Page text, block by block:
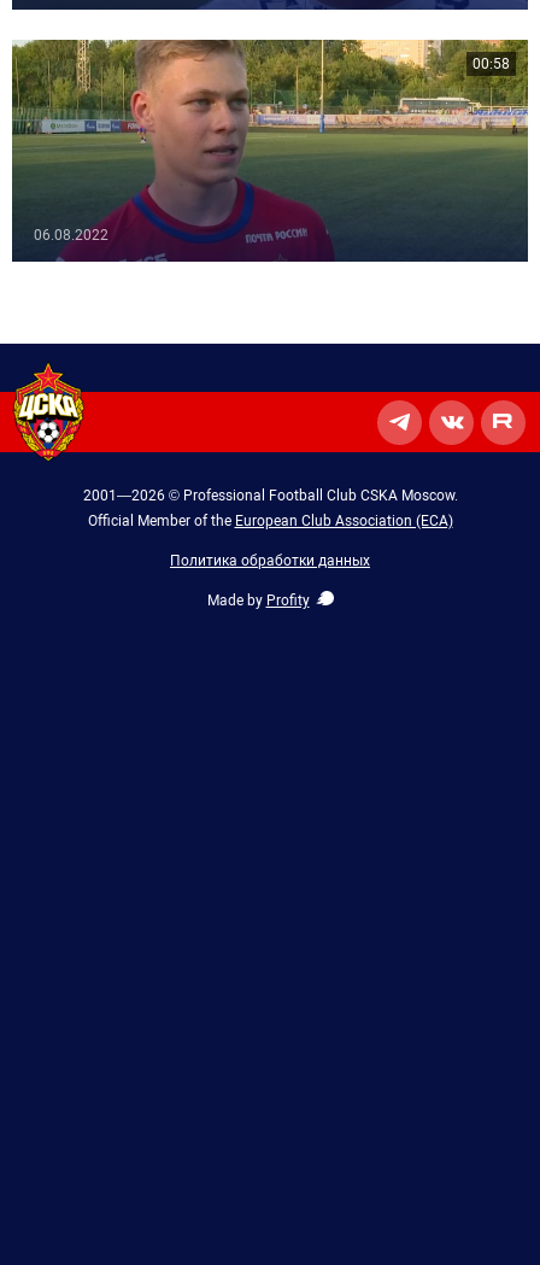
06.08.2022
00:58
2001—2026 © Professional Football Club CSKA Moscow.
Official Member of the European Club Association (ECA)
Политика обработки данных
Made by Profity